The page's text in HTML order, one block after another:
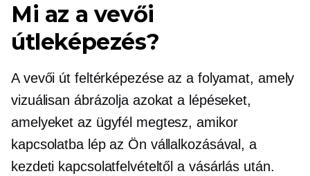
Mi az a vevői
útleképezés?
A vevői út feltérképezése az a folyamat, amely
vizuálisan ábrázolja azokat a lépéseket,
amelyeket az ügyfél megtesz, amikor
kapcsolatba lép az Ön vállalkozásával, a
kezdeti kapcsolatfelvételtől a vásárlás után.